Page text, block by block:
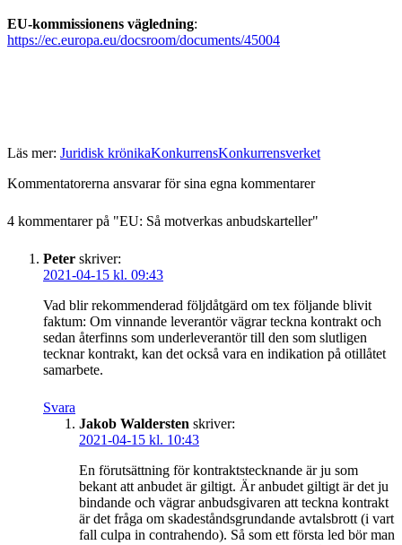
EU-kommissionens vägledning:
https://ec.europa.eu/docsroom/documents/45004
Läs mer: Juridisk krönikaKonkurrensKonkurrensverket
Kommentatorerna ansvarar för sina egna kommentarer
4 kommentarer på "EU: Så motverkas anbudskarteller"
Peter skriver:
2021-04-15 kl. 09:43
Vad blir rekommenderad följdåtgärd om tex följande blivit
faktum: Om vinnande leverantör vägrar teckna kontrakt och
sedan återfinns som underleverantör till den som slutligen
tecknar kontrakt, kan det också vara en indikation på otillåtet
samarbete.
Svara
Jakob Waldersten skriver:
2021-04-15 kl. 10:43
En förutsättning för kontraktstecknande är ju som
bekant att anbudet är giltigt. Är anbudet giltigt är det ju
bindande och vägrar anbudsgivaren att teckna kontrakt
är det fråga om skadeståndsgrundande avtalsbrott (i vart
fall culpa in contrahendo). Så som ett första led bör man